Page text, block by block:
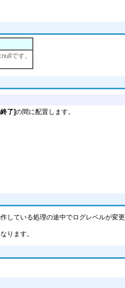
です。
了]の間に配置します。
ている処理の途中でログレベルが変更
ります。